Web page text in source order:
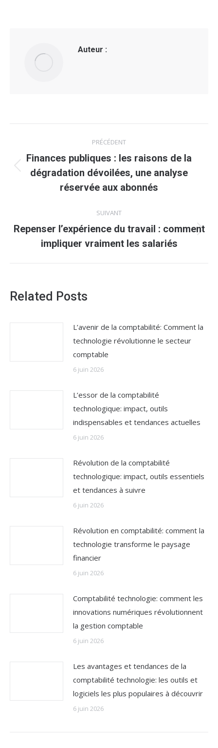
Auteur :
article
PRÉCÉDENT
Article
précédent
Finances publiques : les raisons de la
dégradation dévoilées, une analyse
réservée aux abonnés
SUIVANT
Article
suivant
:
Repenser l’expérience du travail : comment
impliquer vraiment les salariés
Related Posts
L’avenir de la comptabilité: Comment la
technologie révolutionne le secteur
comptable
6 juin 2026
L’essor de la comptabilité
technologique: impact, outils
indispensables et tendances actuelles
6 juin 2026
Révolution de la comptabilité
technologique: impact, outils essentiels
et tendances à suivre
6 juin 2026
Révolution en comptabilité: comment la
technologie transforme le paysage
financier
6 juin 2026
Comptabilité technologie: comment les
innovations numériques révolutionnent
la gestion comptable
6 juin 2026
Les avantages et tendances de la
comptabilité technologie: les outils et
logiciels les plus populaires à découvrir
6 juin 2026